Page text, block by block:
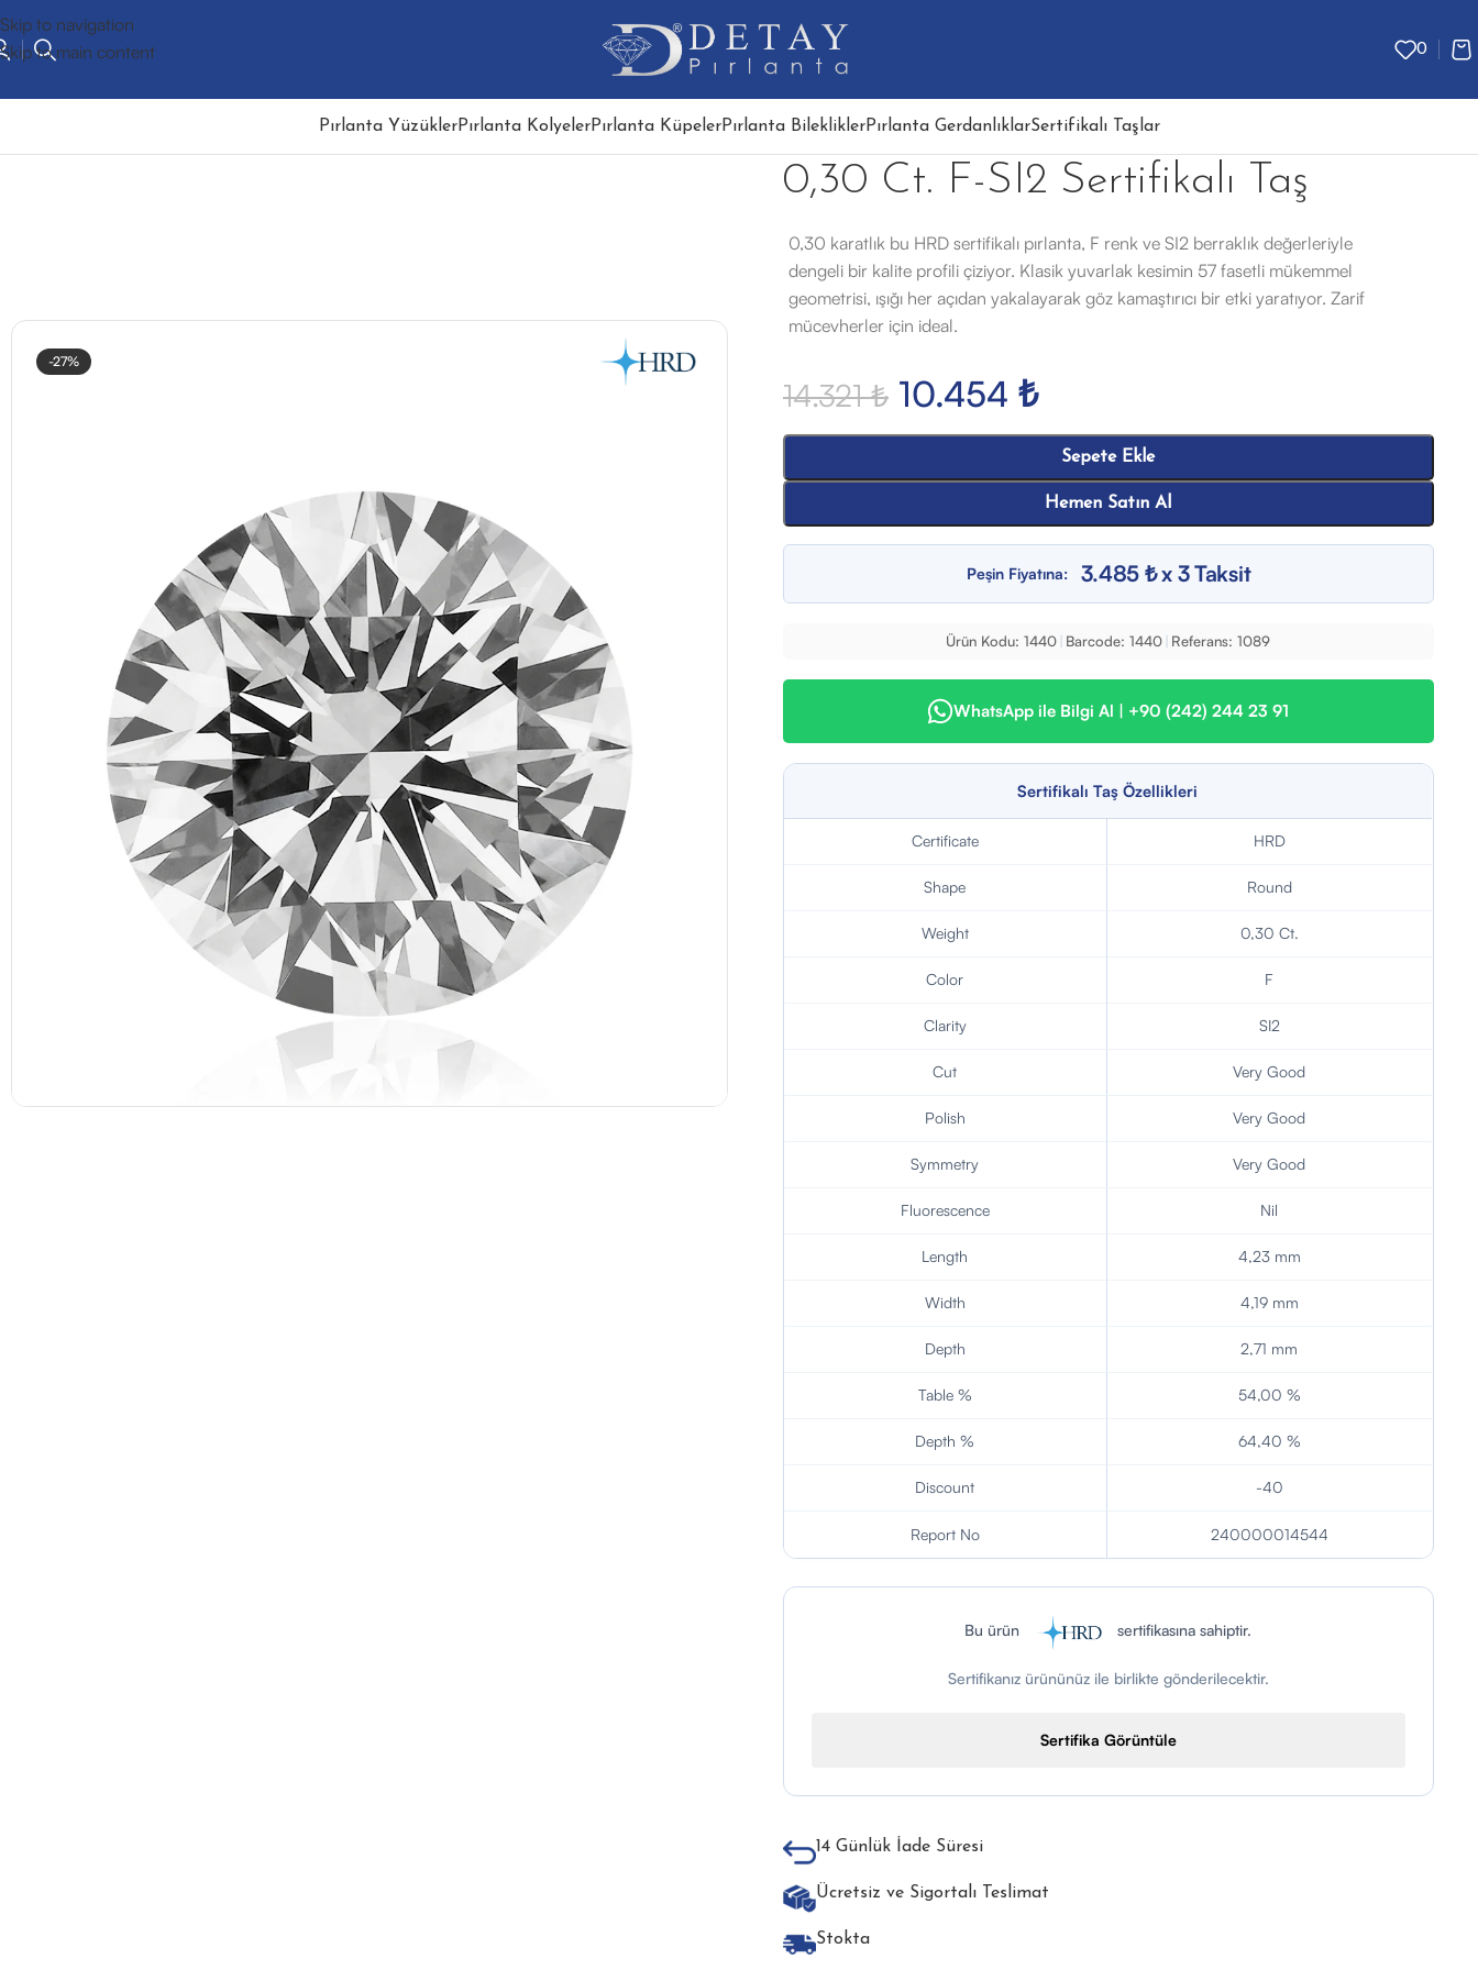
Skip to navigation
Skip to main content
0
Pırlanta YüzüklerPırlanta KolyelerPırlanta KüpelerPırlanta BilekliklerPırlanta GerdanlıklarSertifikalı Taşlar
-27%
0,30 Ct. F-SI2 Sertifikalı Taş
0,30 karatlık bu HRD sertifikalı pırlanta, F renk ve SI2 berraklık değerleriyle
dengeli bir kalite profili çiziyor. Klasik yuvarlak kesimin 57 fasetli mükemmel
geometrisi, ışığı her açıdan yakalayarak göz kamaştırıcı bir etki yaratıyor. Zarif
mücevherler için ideal.
14.321₺ 10.454 ₺
Sepete Ekle
Hemen Satın Al
Peşin Fiyatına: 3.485 ₺ x 3 Taksit
Ürün Kodu: 1440 Barcode: 1440 Referans: 1089
WhatsApp ile Bilgi Al | +90 (242) 244 23 91
Sertifikalı Taş Özellikleri
Certificate HRD
Shape Round
Weight 0,30 Ct.
Color F
Clarity SI2
Cut Very Good
Polish Very Good
Symmetry Very Good
Fluorescence Nil
Length 4,23 mm
Width 4,19 mm
Depth 2,71 mm
Table % 54,00 %
Depth % 64,40 %
Discount -40
Report No 240000014544
Bu ürün sertifikasına sahiptir.
Sertifikanız ürününüz ile birlikte gönderilecektir.
Sertifika Görüntüle
14 Günlük İade Süresi
Ücretsiz ve Sigortalı Teslimat
Stokta